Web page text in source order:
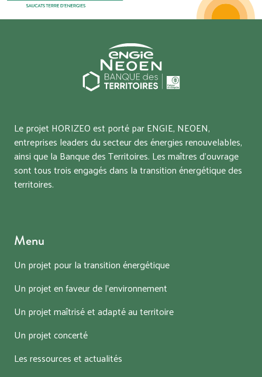
Le projet HORIZEO est porté par ENGIE, NEOEN,
entreprises leaders du secteur des énergies renouvelables,
ainsi que la Banque des Territoires. Les maîtres d’ouvrage
sont tous trois engagés dans la transition énergétique des
territoires.
Menu
Un projet pour la transition énergétique
Un projet en faveur de l’environnement
Un projet maîtrisé et adapté au territoire
Un projet concerté
Les ressources et actualités